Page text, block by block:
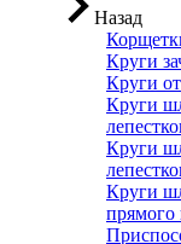
Назад
Круги
Круги
Круги
Круги
Круги
прямого